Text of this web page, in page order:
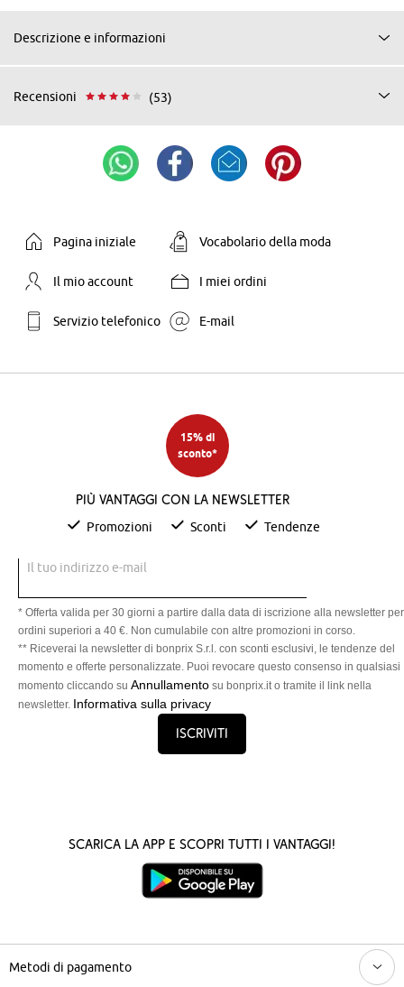
Descrizione e informazioni
Recensioni (53)
Pagina iniziale Vocabolario della moda
Il mio account I miei ordini
Servizio telefonico E-mail
15% di
sconto*
Più vantaggi con la newsletter
Promozioni Sconti Tendenze
Il tuo indirizzo e-mail
* Offerta valida per 30 giorni a partire dalla data di iscrizione alla newsletter per
ordini superiori a 40 €. Non cumulabile con altre promozioni in corso.
** Riceverai la newsletter di bonprix S.r.l. con sconti esclusivi, le tendenze del
momento e offerte personalizzate. Puoi revocare questo consenso in qualsiasi
momento cliccando su Annullamento su bonprix.it o tramite il link nella
newsletter. Informativa sulla privacy
Iscriviti
Scarica la App e scopri tutti i vantaggi!
Metodi di pagamento